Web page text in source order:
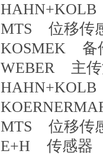
MTS 位移传
KOSMEK 备
WEBER 主传
MTS 位移传
E+H 传感器